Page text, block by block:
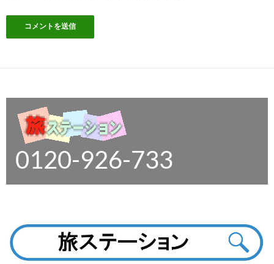
0120-926-733